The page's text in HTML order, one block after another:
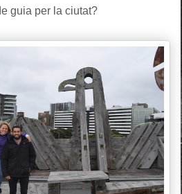
guia per la ciutat?